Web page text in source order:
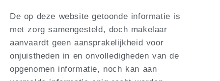
De op deze website getoonde informatie is
met zorg samengesteld, doch makelaar
aanvaardt geen aansprakelijkheid voor
onjuistheden in en onvolledigheden van de
opgenomen informatie, noch kan aan